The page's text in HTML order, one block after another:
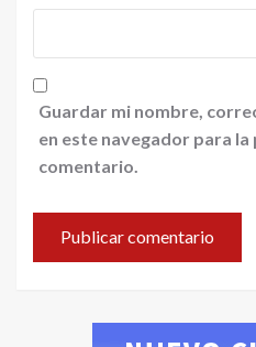
Guardar mi nombre,
en este navegador para la
comentario.